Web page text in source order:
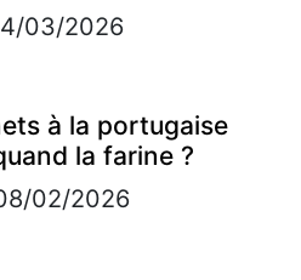
03/2026
à la portugaise
la farine ?
02/2026